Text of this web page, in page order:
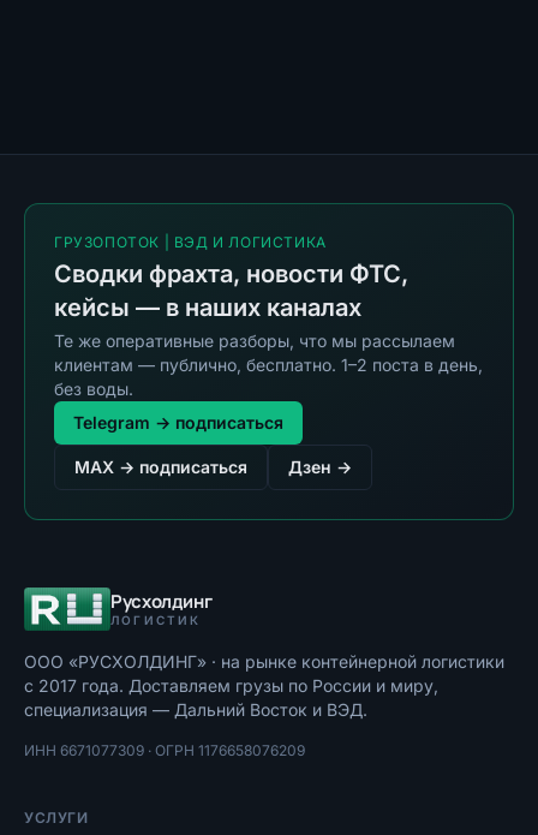
ГРУЗОПОТОК | ВЭД И ЛОГИСТИКА
Сводки фрахта, новости ФТС,
кейсы — в наших каналах
Те же оперативные разборы, что мы рассылаем
клиентам — публично, бесплатно. 1–2 поста в день,
без воды.
Telegram → подписаться
MAX → подписаться Дзен →
Русхолдинг
ЛОГИСТИК
ООО «РУСХОЛДИНГ» · на рынке контейнерной логистики
с 2017 года. Доставляем грузы по России и миру,
специализация — Дальний Восток и ВЭД.
ИНН 6671077309 · ОГРН 1176658076209
УСЛУГИ